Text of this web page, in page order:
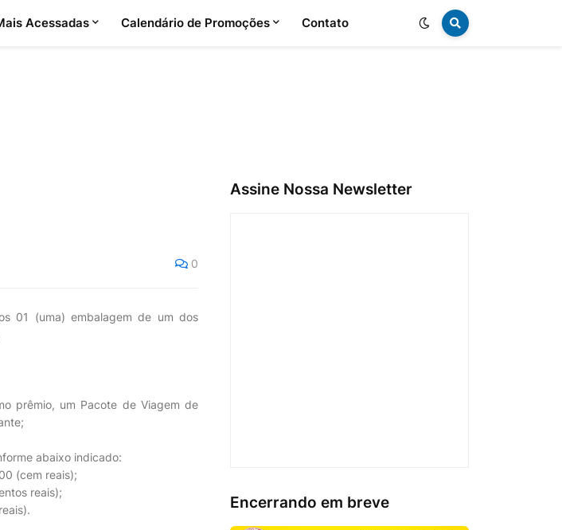
Acessadas Calendário de Promoções Contato
0
01 (uma) embalagem de um dos
prêmio, um Pacote de Viagem de
abaixo indicado:
(cem reais);
reais);
Assine Nossa Newsletter
Encerrando em breve